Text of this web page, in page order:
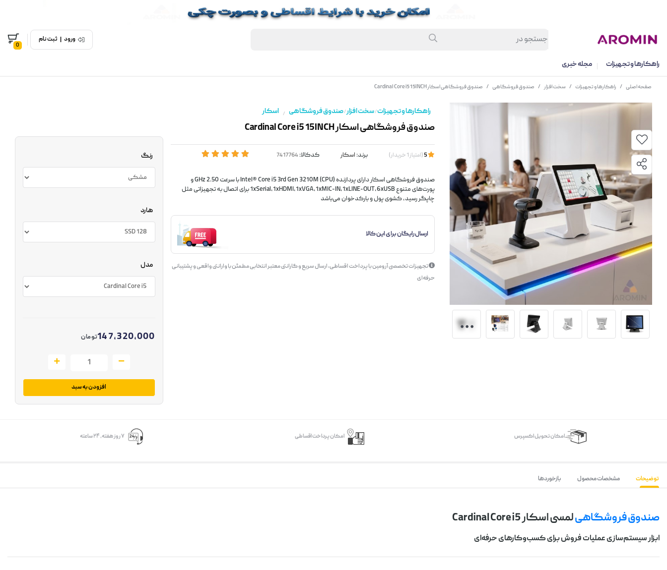
ورود | ثبت نام
0
راهکارها و تجهیزات مجله خبری
صفحه اصلی / راهکارها و تجهیزات / سخت افزار / صندوق فروشگاهی / صندوق فروشگاهی اسکار Cardinal Core i5 15INCH
راهکارها و تجهیزات/سخت افزار/صندوق فروشگاهی / اسکار
صندوق فروشگاهی اسکار Cardinal Core i5 15INCH
(امتیاز1خریدار) برند: اسکار کدکالا:
صندوق فروشگاهی اسکار دارای پردازنده (CPU) Intel® Core i5 3rd Gen 3210M با سرعت 2.50 GHz و
پورت‌های متنوع 1xSerial,1xHDMI,1xVGA,1xMIC-IN,1xLINE-OUT,6xUSB برای اتصال به تجهیزاتی مثل
چاپگر رسید، کشوی پول و بارکدخوان می‌باشد
ارسال رایگان برای این کالا
تجهیزات تخصصی آرومین با پرداخت اقساطی، ارسال سریع و گارانتی معتبر انتخابی مطمئن با وارانتی واقعی و پشتیبانی
حرفه‌ای
رنگ
هارد
مدل
147,320,000تومان
افزودن به سبد
اﻣﮑﺎن ﺗﺤﻮﯾﻞ اﮐﺴﭙﺮس امکان پرداخت اقساطی ۷ روز ﻫﻔﺘﻪ، ۲۴ ﺳﺎﻋﺘﻪ
توضیحات مشخصات محصول بازخوردها
صندوق فروشگاهیلمسی اسکار Cardinal Core i5
ابزار سیستم‌سازی عملیات فروش برای کسب‌وکارهای حرفه‌ای